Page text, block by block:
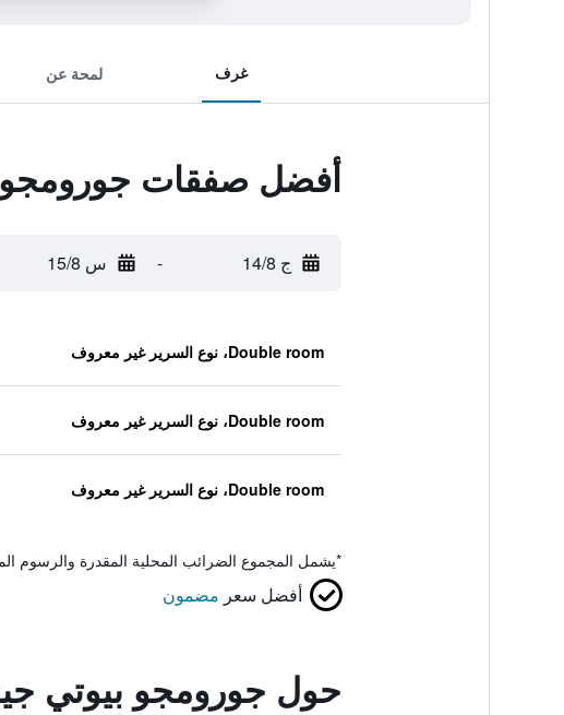
غرف لمحة عن
أفضل صفقات جورومجو
ج 14/8 - س 15/8
Double room، نوع السرير غير معروف
Double room، نوع السرير غير معروف
Double room، نوع السرير غير معروف
*يشمل المجموع الضرائب المحلية المقدرة والرسوم
أفضل سعر مضمون
حول جورومجو بيوتي